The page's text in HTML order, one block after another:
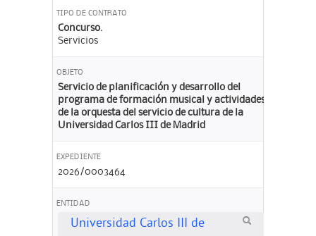
TIPO DE CONTRATO
Concurso.
Servicios
OBJETO
Servicio de planificación y desarrollo del
programa de formación musical y actividades
de la orquesta del servicio de cultura de la
Universidad Carlos III de Madrid
EXPEDIENTE
2026/0003464
ENTIDAD
Universidad Carlos III de